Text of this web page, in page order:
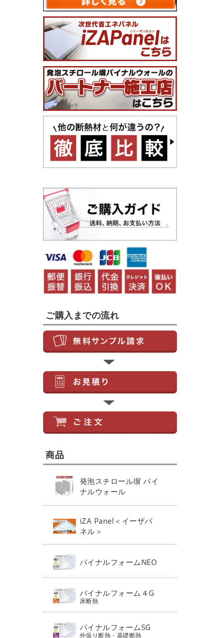
ご購入までの流れ
商品
発泡スチロール塀 パイ
ナルウォール
iZA Panel＜イーザパ
ネル＞
パイナルフォームNEO
パイナルフォーム４G
床断熱
パイナルフォームSG
外張り断熱・基礎断熱